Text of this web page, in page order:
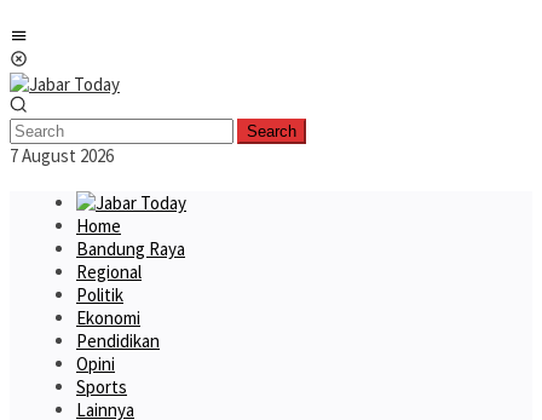
to
content
Search
7 August 2026
Home
Bandung Raya
Regional
Politik
Ekonomi
Pendidikan
Opini
Sports
Lainnya